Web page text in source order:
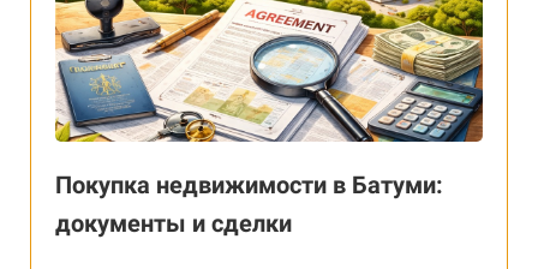
Покупка недвижимости в Батуми:
документы и сделки